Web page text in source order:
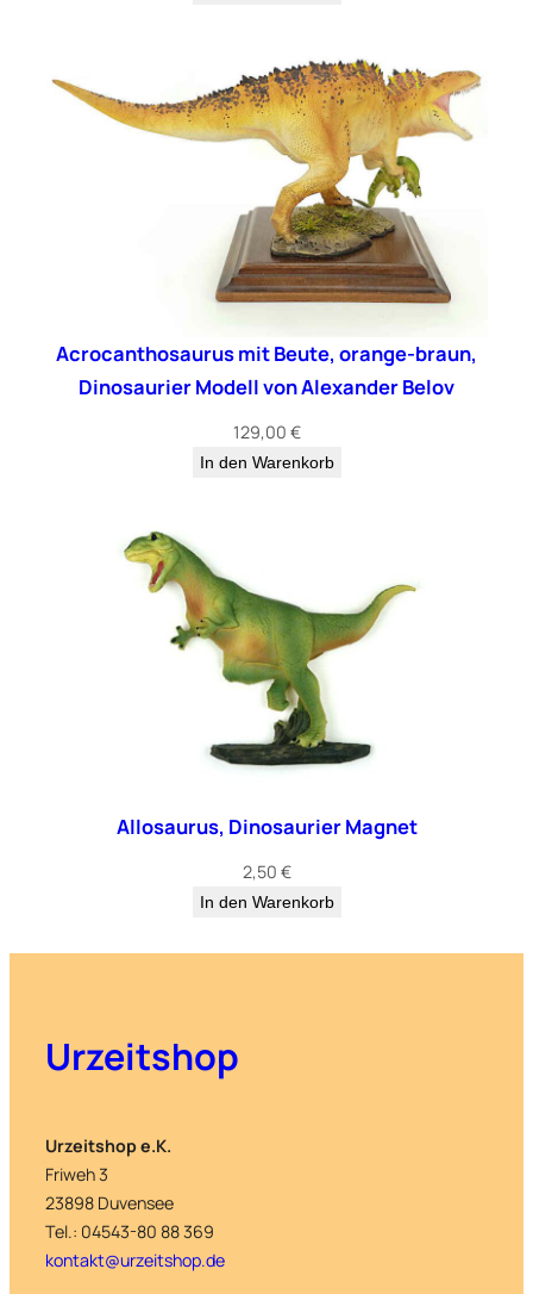
Acrocanthosaurus mit Beute, orange-braun,
Dinosaurier Modell von Alexander Belov
129,00 €
In den Warenkorb
Allosaurus, Dinosaurier Magnet
2,50 €
In den Warenkorb
Urzeitshop
Urzeitshop e.K.
Friweh 3
23898 Duvensee
Tel.: 04543-80 88 369
kontakt@urzeitshop.de